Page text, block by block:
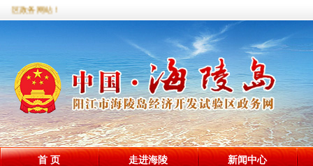
区政务网站！
首 页 走进海陵 新闻中心